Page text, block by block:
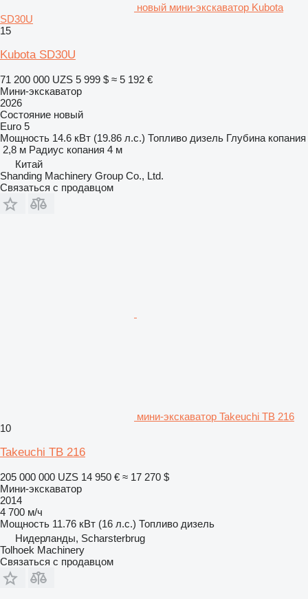
новый мини-экскаватор Kubota
SD30U
15
Kubota SD30U
71 200 000 UZS 5 999 $ ≈ 5 192 €
Мини-экскаватор
2026
Состояние новый
Euro 5
Мощность 14.6 кВт (19.86 л.с.) Топливо дизель Глубина копания
2,8 м Радиус копания 4 м
Китай
Shanding Machinery Group Co., Ltd.
Связаться с продавцом
мини-экскаватор Takeuchi TB 216
10
Takeuchi TB 216
205 000 000 UZS 14 950 € ≈ 17 270 $
Мини-экскаватор
2014
4 700 м/ч
Мощность 11.76 кВт (16 л.с.) Топливо дизель
Нидерланды, Scharsterbrug
Tolhoek Machinery
Связаться с продавцом